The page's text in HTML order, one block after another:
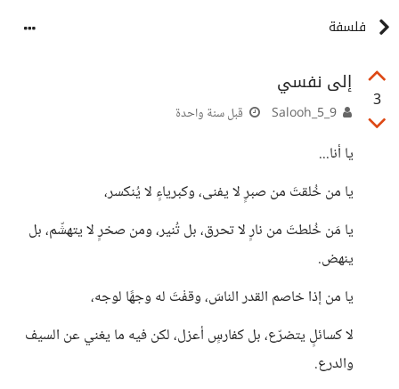
فلسفة
3
إلى نفسي
قبل سنة واحدة
يا أنا...
يا من خُلقتَ من صبرٍ لا يفنى، وكبرياءٍ لا يُنكسر،
يا مَن خُلطتَ من نارٍ لا تحرق، بل تُنير، ومن صخرٍ لا يتهشّم، بل
ينهض.
يا من إذا خاصم القدر الناسَ، وقفْتَ له وجهًا لوجه،
لا كسائلٍ يتضرّع، بل كفارسٍ أعزل، لكن فيه ما يغني عن السيف
والدرع.